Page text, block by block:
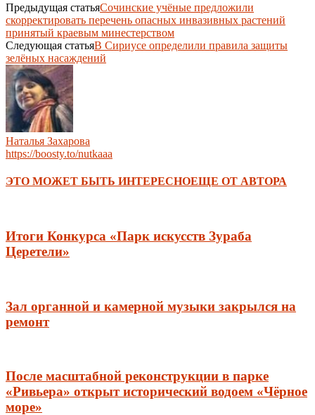
Предыдущая статьяСочинские учёные предложили
скорректировать перечень опасных инвазивных растений
принятый краевым минестерством
Следующая статьяВ Сириусе определили правила защиты
зелёных насаждений
Наталья Захарова
https://boosty.to/nutkaaa
ЭТО МОЖЕТ БЫТЬ ИНТЕРЕСНОЕЩЕ ОТ АВТОРА
Итоги Конкурса «Парк искусств Зураба
Церетели»
Зал органной и камерной музыки закрылся на
ремонт
После масштабной реконструкции в парке
«Ривьера» открыт исторический водоем «Чёрное
море»